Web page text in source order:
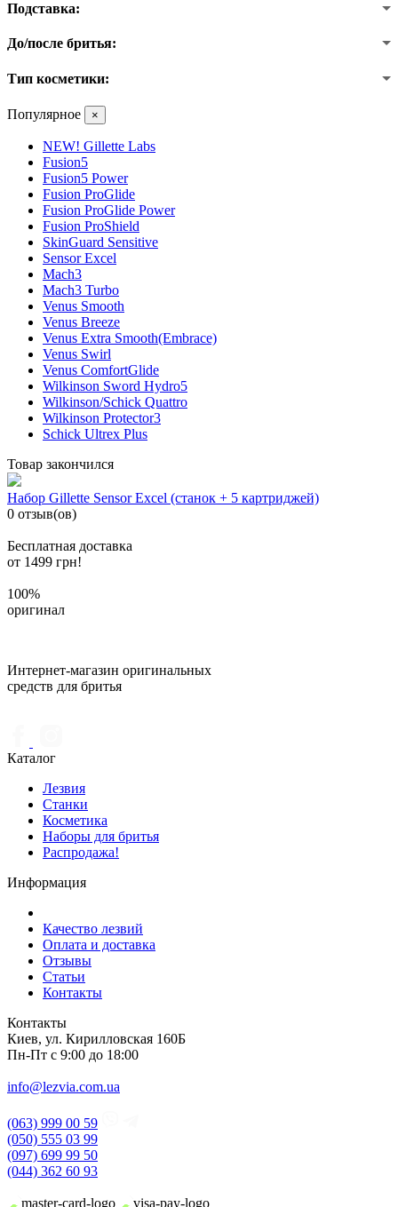
Подставка:
До/после бритья:
Тип косметики:
Популярное ×
NEW! Gillette Labs
Fusion5
Fusion5 Power
Fusion ProGlide
Fusion ProGlide Power
Fusion ProShield
SkinGuard Sensitive
Sensor Excel
Mach3
Mach3 Turbo
Venus Smooth
Venus Breeze
Venus Extra Smooth(Embrace)
Venus Swirl
Venus ComfortGlide
Wilkinson Sword Hydro5
Wilkinson/Schick Quattro
Wilkinson Protector3
Schick Ultrex Plus
Товар закончился
Набор Gillette Sensor Excel (станок + 5 картриджей)
0 отзыв(ов)
Бесплатная доставка
от 1499 грн!
100%
оригинал
Интернет-магазин оригинальных
средств для бритья
Каталог
Лезвия
Станки
Косметика
Наборы для бритья
Распродажа!
Информация
Качество лезвий
Оплата и доставка
Отзывы
Статьи
Контакты
Контакты
Киев, ул. Кирилловская 160Б
Пн-Пт с 9:00 до 18:00
info@lezvia.com.ua
(063) 999 00 59
(050) 555 03 99
(097) 699 99 50
(044) 362 60 93